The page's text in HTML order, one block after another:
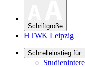
Schriftgröße
HTWK Leipzig
Schnelleinstieg für